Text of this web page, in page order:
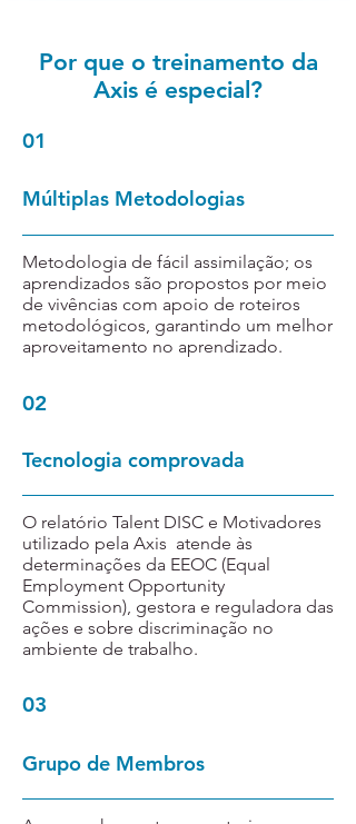
Por que o treinamento da
Axis é especial?
01
Múltiplas Metodologias
Metodologia de fácil assimilação; os
aprendizados são propostos por meio
de vivências com apoio de roteiros
metodológicos, garantindo um melhor
aproveitamento no aprendizado.
02
Tecnologia comprovada
O relatório Talent DISC e Motivadores
utilizado pela Axis atende às
determinações da EEOC (Equal
Employment Opportunity
Commission), gestora e reguladora das
ações e sobre discriminação no
ambiente de trabalho.
03
Grupo de Membros